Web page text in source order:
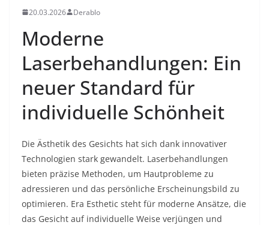
20.03.2026 Derablo
Moderne
Laserbehandlungen: Ein
neuer Standard für
individuelle Schönheit
Die Ästhetik des Gesichts hat sich dank innovativer
Technologien stark gewandelt. Laserbehandlungen
bieten präzise Methoden, um Hautprobleme zu
adressieren und das persönliche Erscheinungsbild zu
optimieren. Era Esthetic steht für moderne Ansätze, die
das Gesicht auf individuelle Weise verjüngen und